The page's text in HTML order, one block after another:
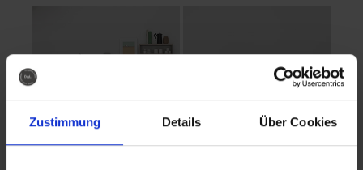
Zustimmung Details Über Cookies